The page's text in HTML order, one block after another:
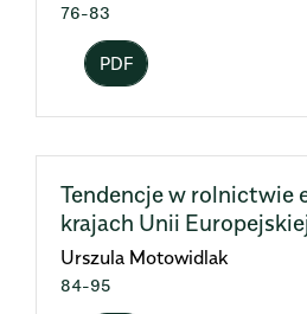
76-83
PDF
Tendencje w rolnictwie
krajach Unii
Urszula Motowidlak
84-95